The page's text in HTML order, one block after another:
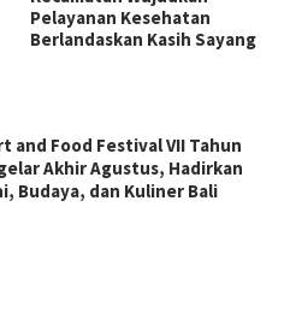
Pelayanan Kesehatan
Berlandaskan Kasih Sayang
and Food Festival VII Tahun
Akhir Agustus, Hadirkan
Budaya, dan Kuliner Bali